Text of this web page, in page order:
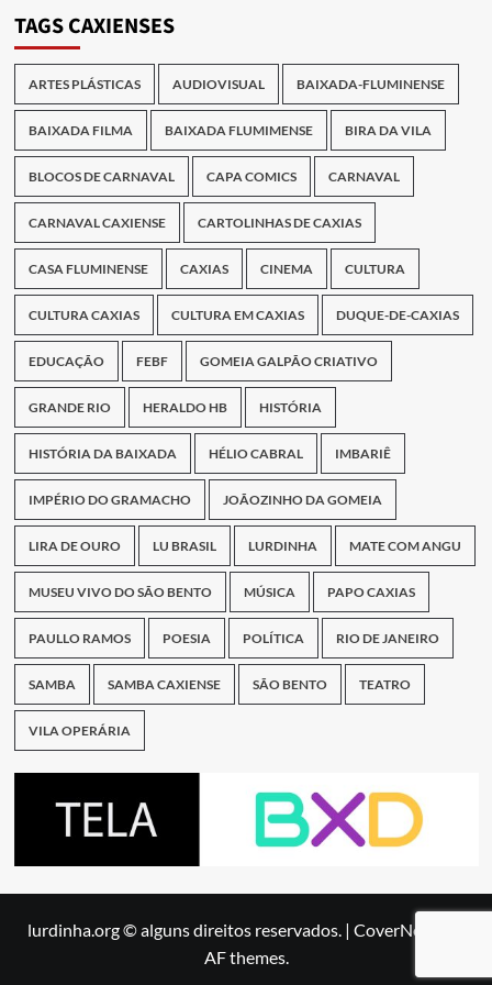
TAGS CAXIENSES
ARTES PLÁSTICAS AUDIOVISUAL BAIXADA-FLUMINENSE
BAIXADA FILMA BAIXADA FLUMIMENSE BIRA DA VILA
BLOCOS DE CARNAVAL CAPA COMICS CARNAVAL
CARNAVAL CAXIENSE CARTOLINHAS DE CAXIAS
CASA FLUMINENSE CAXIAS CINEMA CULTURA
CULTURA CAXIAS CULTURA EM CAXIAS DUQUE-DE-CAXIAS
EDUCAÇÃO FEBF GOMEIA GALPÃO CRIATIVO
GRANDE RIO HERALDO HB HISTÓRIA
HISTÓRIA DA BAIXADA HÉLIO CABRAL IMBARIÊ
IMPÉRIO DO GRAMACHO JOÃOZINHO DA GOMEIA
LIRA DE OURO LU BRASIL LURDINHA MATE COM ANGU
MUSEU VIVO DO SÃO BENTO MÚSICA PAPO CAXIAS
PAULLO RAMOS POESIA POLÍTICA RIO DE JANEIRO
SAMBA SAMBA CAXIENSE SÃO BENTO TEATRO
VILA OPERÁRIA
lurdinha.org © alguns direitos reservados. | CoverNews
AF themes.